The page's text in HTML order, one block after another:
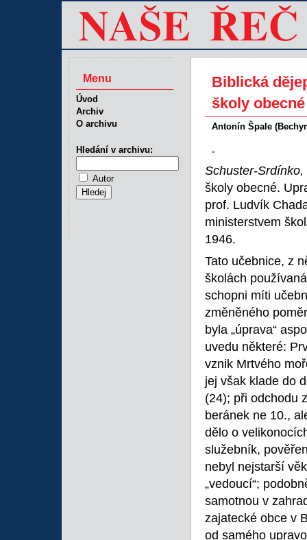
Biblická
školy obecné
Antonín Špale
-
Schuster-Srdínko,
školy obecné.
prof. Ludvík
ministerstvem
1946.
Tato učebnice, z
školách
schopni míti
změněného
byla „úprava“
uvedu některé:
vznik Mrtvého
jej však klade do
(24); při odchodu
beránek ne 10.,
dělo o
služebník,
nebyl nejstarší
„vedoucí“;
samotnou v
zajatecké obce v
od samého
Menu
Úvod
Archiv
O archivu
Hledání v archivu:
Autor